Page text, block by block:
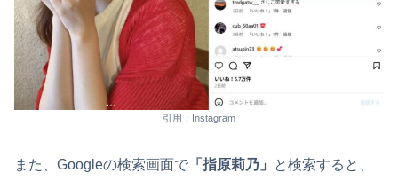
引用：Instagram
また、Googleの検索画面で 「指原莉乃」
と検索すると、